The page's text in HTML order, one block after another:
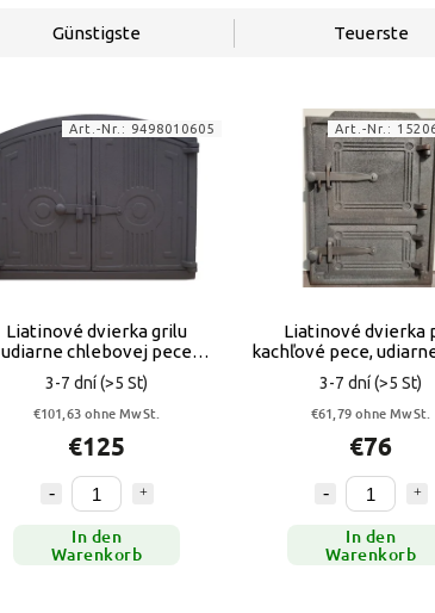
Günstigste Teuerste
Liatinové dvierka grilu
udiarne chlebovej pece
VYPR
3-7 dní(>5 St)
€101,63 ohne MwSt.
€125
In den
Warenkorb
Art.-Nr.: 9498010605
Liatinové dvierka
kachľové pece, udiarne
x 29 cm VYPR
3-7 dní(>5 St)
€61,79 ohne MwSt.
€76
In den
Warenkorb
Art.-Nr.: